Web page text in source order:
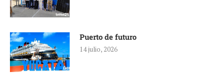
Puerto de futuro
14 julio, 2026